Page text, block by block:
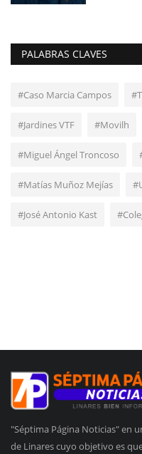
PALABRAS CLAVES
#Caso Marcia Campos
#Jardines VTF #Movilh
#Miguel Ángel Troncoso
#Matías Muñoz Mejías
#José Antonio Kast
"Séptima Página Noticias" en
de Linares cuyo objetivo es